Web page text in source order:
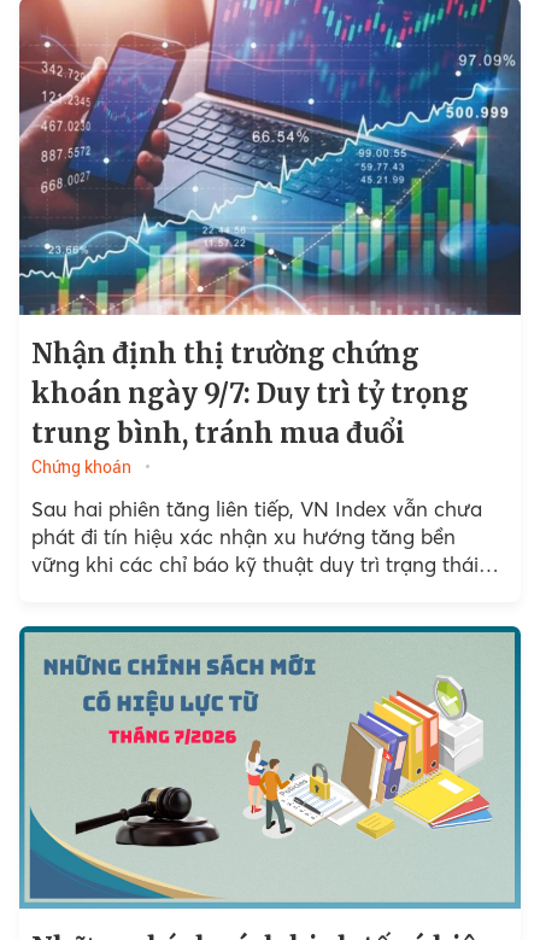
Nhận định thị trường chứng
khoán ngày 9/7: Duy trì tỷ trọng
trung bình, tránh mua đuổi
Chứng khoán
Sau hai phiên tăng liên tiếp, VN Index vẫn chưa
phát đi tín hiệu xác nhận xu hướng tăng bền
vững khi các chỉ báo kỹ thuật duy trì trạng thái